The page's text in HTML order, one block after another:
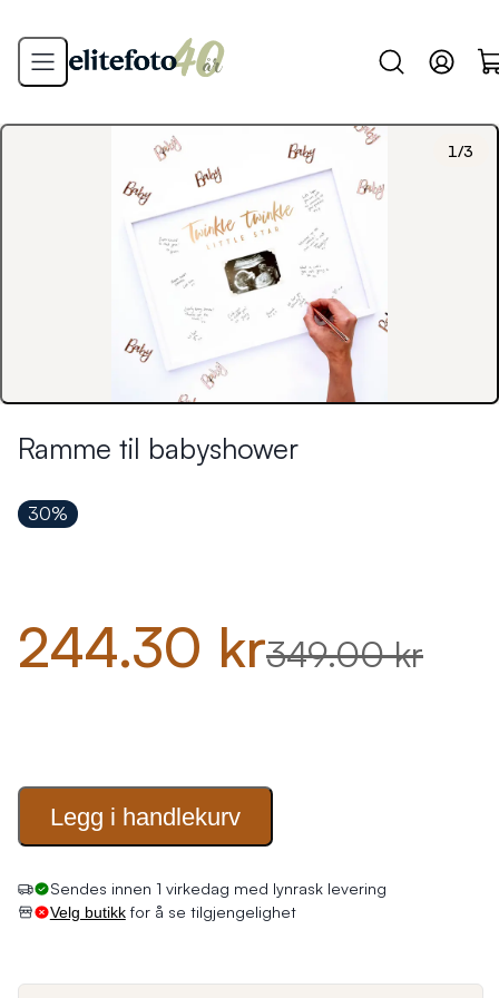
1 /3
Ramme til babyshower
30%
244.30 kr349.00 kr
Legg i handlekurv
Sendes innen 1 virkedag med lynrask levering
Velg butikkfor å se tilgjengelighet